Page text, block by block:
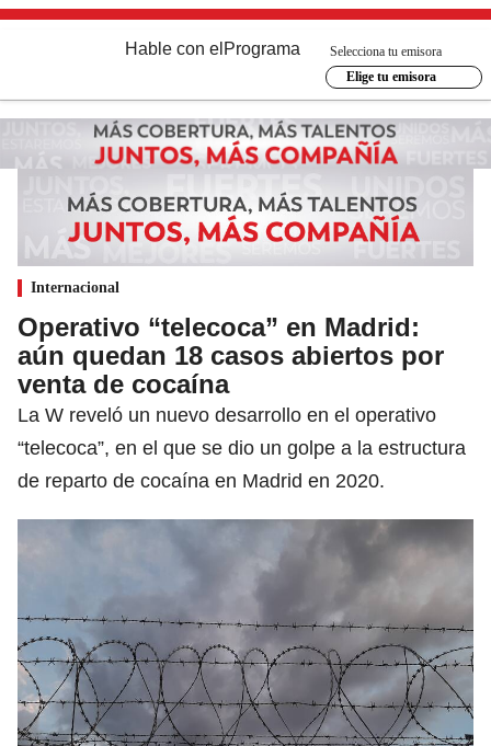
Hable con el Programa
Selecciona tu emisora
Elige tu emisora
Internacional
Operativo “telecoca” en Madrid:
aún quedan 18 casos abiertos por
venta de cocaína
La W reveló un nuevo desarrollo en el operativo
“telecoca”, en el que se dio un golpe a la estructura
de reparto de cocaína en Madrid en 2020.